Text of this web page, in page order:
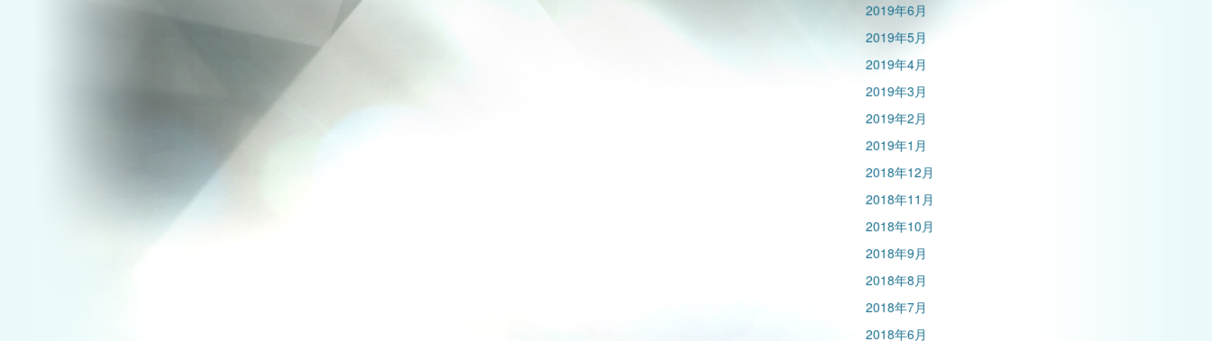
2019年6月
2019年5月
2019年4月
2019年3月
2019年2月
2019年1月
2018年12月
2018年11月
2018年10月
2018年9月
2018年8月
2018年7月
2018年6月